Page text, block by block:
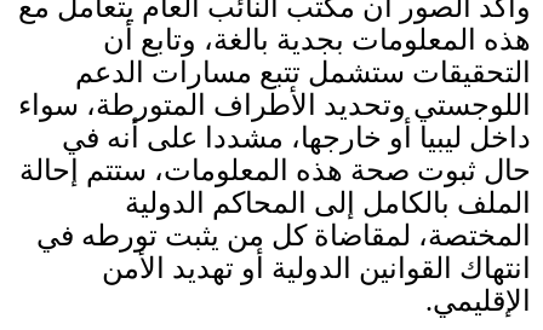
وأكد الصور أن مكتب النائب العام يتعامل مع
هذه المعلومات بجدية بالغة، وتابع أن
التحقيقات ستشمل تتبع مسارات الدعم
اللوجستي وتحديد الأطراف المتورطة، سواء
داخل ليبيا أو خارجها، مشددا على أنه في
حال ثبوت صحة هذه المعلومات، ستتم إحالة
الملف بالكامل إلى المحاكم الدولية
المختصة، لمقاضاة كل من يثبت تورطه في
انتهاك القوانين الدولية أو تهديد الأمن
الإقليمي.